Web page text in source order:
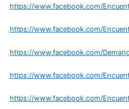
https://www.facebook.com/
https://www.facebook.com/
https://www.facebook.com/
https://www.facebook.com/
https://www.facebook.com/